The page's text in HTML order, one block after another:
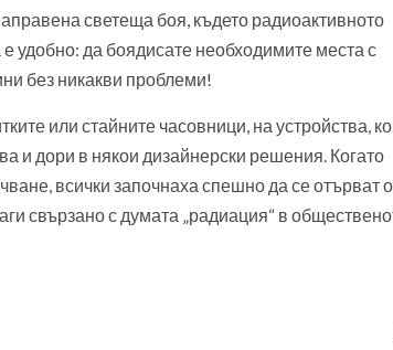
светеща боя, където радиоактивното
удобно: да боядисате необходимите места с
без никакви проблеми!
или стайните часовници, на устройства,
и дори в някои дизайнерски решения. Когато
всички започнаха спешно да се отърват
свързано с думата „радиация“ в